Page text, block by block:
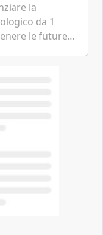
la
da 1
le future